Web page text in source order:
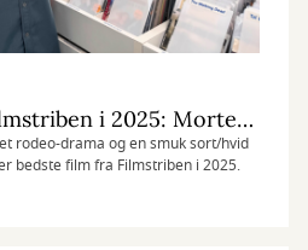
Årets bedste på Filmstriben i 2025: Mortens top-3
rodeo-drama og en smuk sort/hvid
bedste film fra Filmstriben i 2025.